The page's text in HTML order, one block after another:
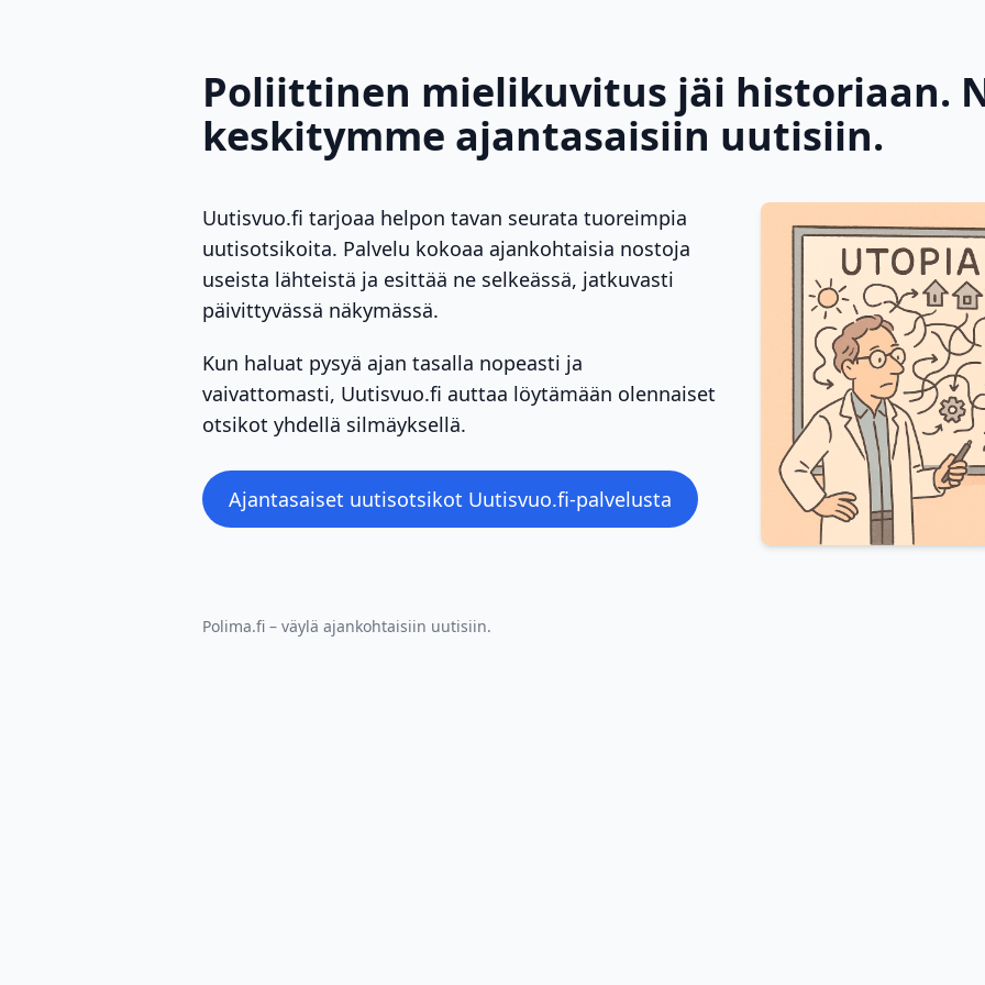
Poliittinen mielikuvitus jäi historiaan.
keskitymme ajantasaisiin uutisiin.
Uutisvuo.fi tarjoaa helpon tavan seurata tuoreimpia
uutisotsikoita. Palvelu kokoaa ajankohtaisia nostoja
useista lähteistä ja esittää ne selkeässä, jatkuvasti
päivittyvässä näkymässä.
Kun haluat pysyä ajan tasalla nopeasti ja
vaivattomasti, Uutisvuo.fi auttaa löytämään olennaiset
otsikot yhdellä silmäyksellä.
Ajantasaiset uutisotsikot Uutisvuo.fi-palvelusta
Polima.fi – väylä ajankohtaisiin uutisiin.